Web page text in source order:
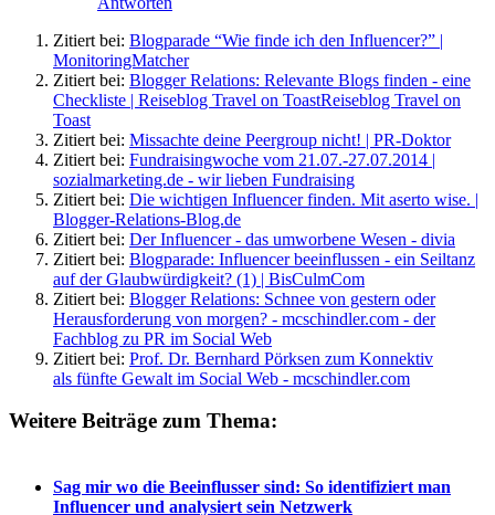
Zitiert bei: Blogparade “Wie finde ich den Influencer?” |
MonitoringMatcher
Zitiert bei: Blogger Relations: Relevante Blogs finden - eine
Checkliste | Reiseblog Travel on ToastReiseblog Travel on
Toast
Zitiert bei: Missachte deine Peergroup nicht! | PR-Doktor
Zitiert bei: Fundraisingwoche vom 21.07.-27.07.2014 |
sozialmarketing.de - wir lieben Fundraising
Zitiert bei: Die wichtigen Influencer finden. Mit aserto wise. |
Blogger-Relations-Blog.de
Zitiert bei: Der Influencer - das umworbene Wesen - divia
Zitiert bei: Blogparade: Influencer beeinflussen - ein Seiltanz
auf der Glaubwürdigkeit? (1) | BisCulmCom
Zitiert bei: Blogger Relations: Schnee von gestern oder
Herausforderung von morgen? - mcschindler.com - der
Fachblog zu PR im Social Web
Zitiert bei: Prof. Dr. Bernhard Pörksen zum Konnektiv
als fünfte Gewalt im Social Web - mcschindler.com
Weitere Beiträge zum Thema:
Sag mir wo die Beeinflusser sind: So identifiziert man
Influencer und analysiert sein Netzwerk